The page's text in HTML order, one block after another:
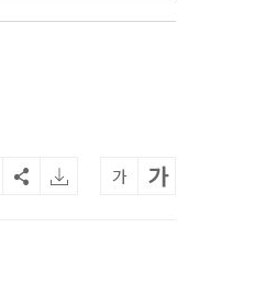
가 가